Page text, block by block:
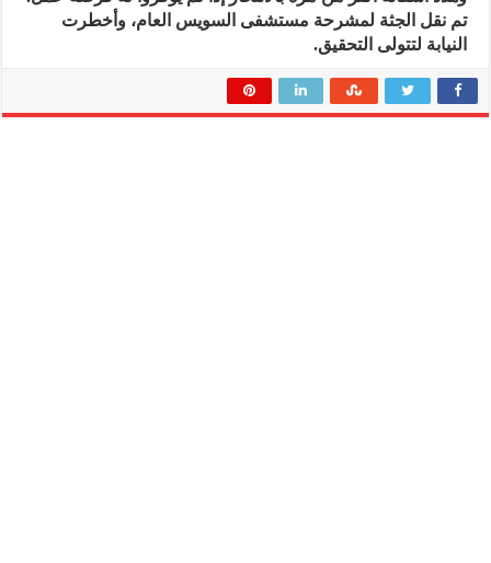
تم نقل الجثة لمشرحة مستشفى السويس العام، وأخطرت
النيابة لتتولى التحقيق.